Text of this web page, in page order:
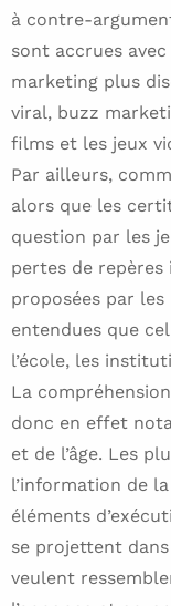
à contre-
sont accrues
marketing plus
viral, buzz
films et les jeux
Par ailleurs,
alors que les
question par les
pertes de
proposées par
entendues que
l’école, les
La
donc en effet
et de l’âge. Les
l’information de
éléments
se projettent
veulent